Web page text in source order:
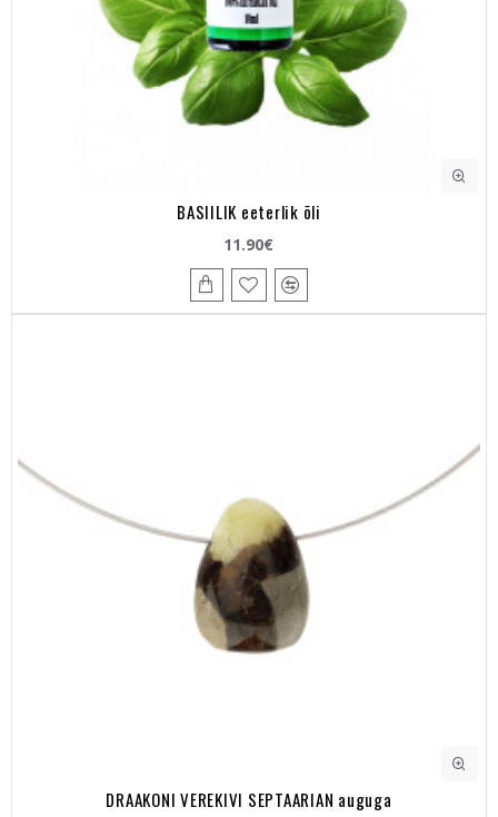
BASIILIK eeterlik õli
11.90€
DRAAKONI VEREKIVI SEPTAARIAN auguga